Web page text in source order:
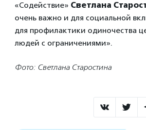
«Содействие» Светлана
очень важно и для социальной
для профилактики одиночества
людей с ограничениями».
Фото: Светлана Старостина